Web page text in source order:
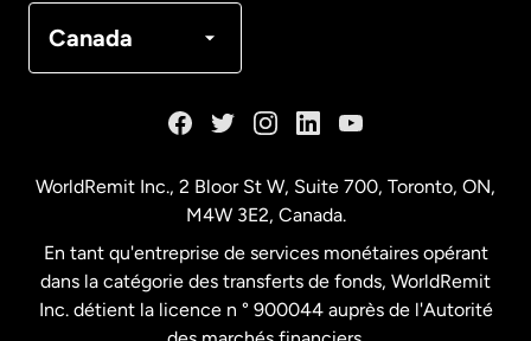
Canada
Français
États-Unis Español
WorldRemit Inc., 2 Bloor St W, Suite 700, Toronto, ON,
M4W 3E2, Canada.
En tant qu'entreprise de services monétaires opérant
dans la catégorie des transferts de fonds, WorldRemit
Inc. détient la licence n ° 900044 auprès de l'Autorité